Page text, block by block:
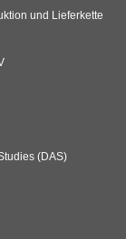
und Lieferkette
(DAS)